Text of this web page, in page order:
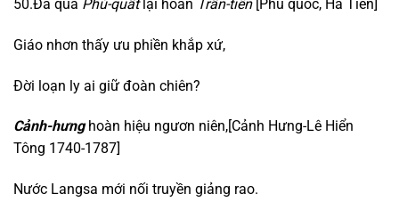
50.Đã qua Phú-quấtlại hoàn Trấn-tiên[Phú quốc, Hà Tiên]
Giáo nhơn thấy ưu phiền khắp xứ,
Đời loạn ly ai giữ đoàn chiên?
Cảnh-hưnghoàn hiệu ngươn niên,[Cảnh Hưng-Lê Hiển
Tông 1740-1787]
Nước Langsa mới nối truyền giảng rao.